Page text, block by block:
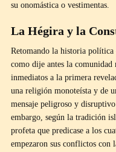
su onomástica o vestimentas.
La Hégira y la
Retomando la historia política
como dije antes la comunidad
inmediatos a la primera
una religión monoteísta y de
mensaje peligroso y
embargo, según la tradición
profeta que predicase a los
empezaron sus conflictos con